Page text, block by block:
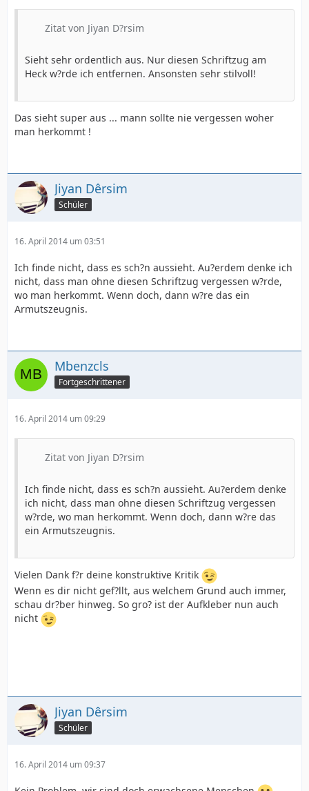
Zitat von Jiyan D?rsim
Sieht sehr ordentlich aus. Nur diesen Schriftzug am
Heck w?rde ich entfernen. Ansonsten sehr stilvoll!
Das sieht super aus ... mann sollte nie vergessen woher
man herkommt !
Jiyan Dêrsim
Schüler
16. April 2014 um 03:51
Ich finde nicht, dass es sch?n aussieht. Au?erdem denke ich
nicht, dass man ohne diesen Schriftzug vergessen w?rde,
wo man herkommt. Wenn doch, dann w?re das ein
Armutszeugnis.
Mbenzcls
Fortgeschrittener
16. April 2014 um 09:29
Zitat von Jiyan D?rsim
Ich finde nicht, dass es sch?n aussieht. Au?erdem denke
ich nicht, dass man ohne diesen Schriftzug vergessen
w?rde, wo man herkommt. Wenn doch, dann w?re das
ein Armutszeugnis.
Vielen Dank f?r deine konstruktive Kritik
Wenn es dir nicht gef?llt, aus welchem Grund auch immer,
schau dr?ber hinweg. So gro? ist der Aufkleber nun auch
nicht
Jiyan Dêrsim
Schüler
16. April 2014 um 09:37